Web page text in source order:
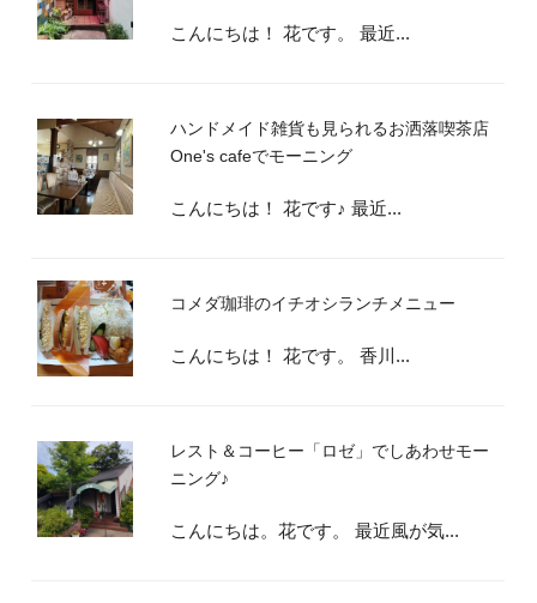
こんにちは！ 花です。 最近...
ハンドメイド雑貨も見られるお洒落喫茶店
One's cafeでモーニング
こんにちは！ 花です♪ 最近...
コメダ珈琲のイチオシランチメニュー
こんにちは！ 花です。 香川...
レスト＆コーヒー「ロゼ」でしあわせモー
ニング♪
こんにちは。花です。 最近風が気...